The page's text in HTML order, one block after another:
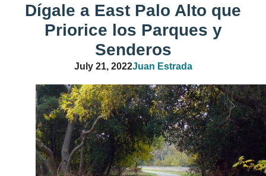
Dígale a East Palo Alto que
Priorice los Parques y
Senderos
July 21, 2022Juan Estrada